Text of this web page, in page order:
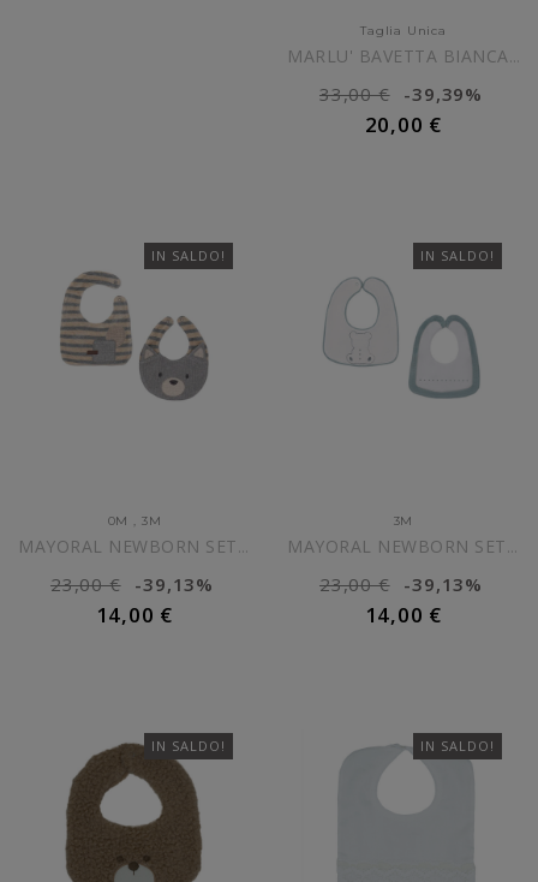
Taglia Unica
MARLU' BAVETTA BIANCA CON...
33,00 € -39,39%
20,00 €
AGGIUNGI AL CARRELLO
IN SALDO!
0M , 3M
MAYORAL NEWBORN SET 2...
23,00 € -39,13%
14,00 €
AGGIUNGI AL CARRELLO
IN SALDO!
3M
MAYORAL NEWBORN SET 2...
23,00 € -39,13%
14,00 €
AGGIUNGI AL CARRELLO
IN SALDO! IN SALDO!